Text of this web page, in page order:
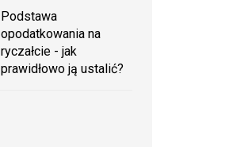
Podstawa
opodatkowania na
ryczałcie - jak
prawidłowo ją ustalić?